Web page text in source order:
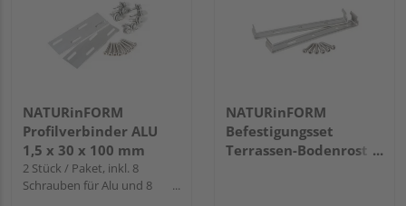
NATURinFORM
Profilverbinder ALU
1,5 x 30 x 100 mm
2 Stück / Paket, inkl. 8
Schrauben für Alu und 8
NATURinFORM
Befestigungsset
Terrassen-Bodenrost 2